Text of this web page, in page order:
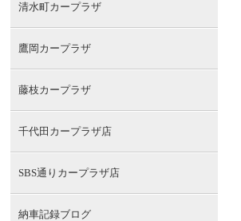
清水町カープラザ
鷹岡カープラザ
藤枝カープラザ
千代田カープラザ店
SBS通りカープラザ店
納車記録ブログ